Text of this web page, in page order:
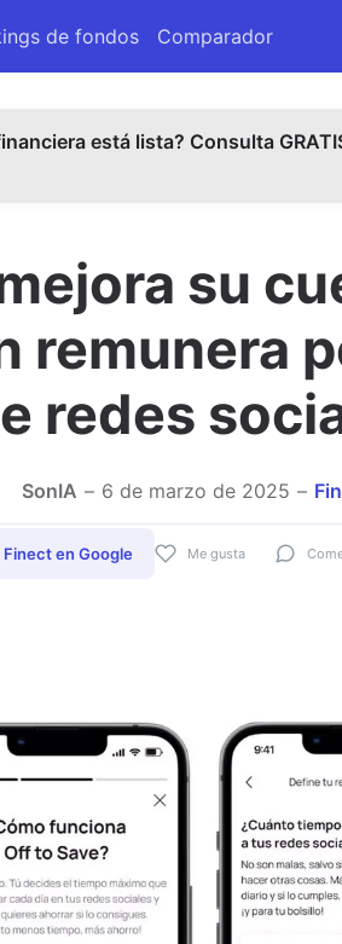
de fondos Comparador
está lista? Consulta
su
remunera
redes
SonIA 6 de marzo de 2025
Me gusta
Finect en Google